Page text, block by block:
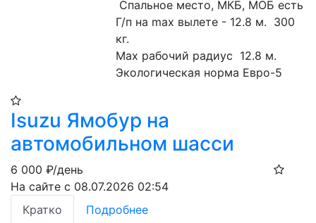
Спальное место, МКБ, МОБ есть
Г/п на max вылете - 12.8 м.  300
кг.
Маx рабочий радиус  12.8 м.
Экологическая норма Евро-5
Isuzu Ямобур на
автомобильном шасси
6 000 ₽/день
На сайте с 08.07.2026 02:54
Кратко
Подробнее